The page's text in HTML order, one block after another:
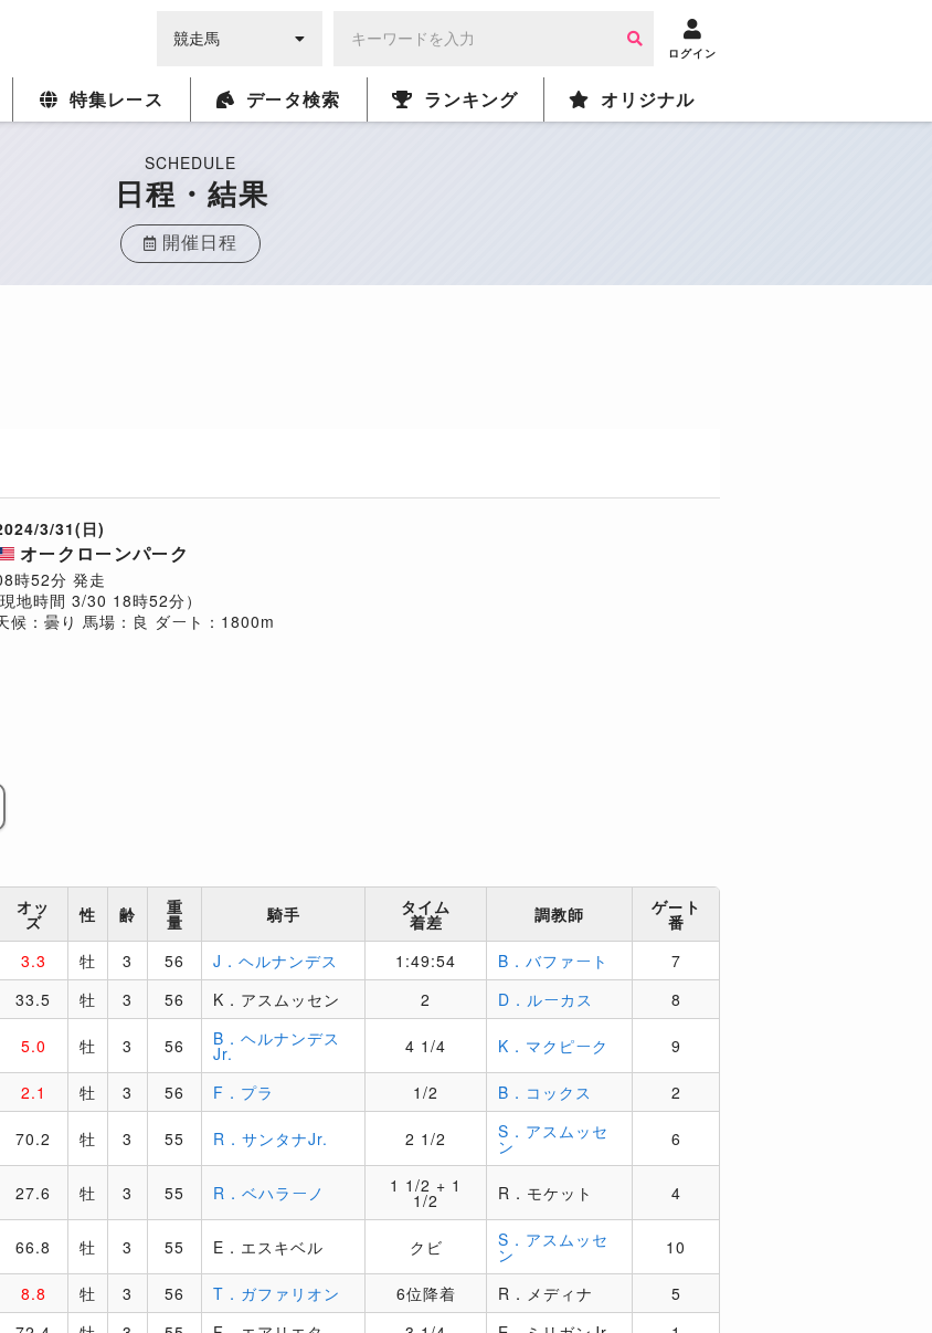
ログイン
特集レース データ検索 ランキング オリジナル
SCHEDULE
日程・結果
開催日程
3/31(日)
オークローンパーク
時52分 発走
現地時間 3/30 18時52分）
候：曇り 馬場：良 ダート：1800m
オッ
ズ 性 齢 重
量 騎手 タイム
着差 調教師 ゲート
番
3.3 牡 3 56 J．ヘルナンデス 1:49:54 B．バファート
7
33.5 牡 3 56 K．アスムッセン 2 D．ルーカス 8
5.0 牡 3 56 B．ヘルナンデス
Jr. 4 1/4 K．マクピーク 9
2.1 牡 3 56 F．プラ 1/2 B．コックス 2
70.2 牡 3 55 R．サンタナJr. 2 1/2 S．アスムッセ
ン 6
27.6 牡 3 55 R．ベハラーノ 1 1/2 + 1
1/2 R．モケット 4
66.8 牡 3 55 E．エスキベル クビ S．アスムッセ
ン 10
8.8 牡 3 56 T．ガファリオン 6位降着 R．メディナ
5